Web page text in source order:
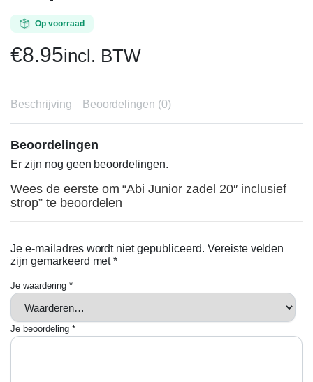
Op voorraad
€8.95incl. BTW
Beschrijving Beoordelingen (0)
Beoordelingen
Er zijn nog geen beoordelingen.
Wees de eerste om “Abi Junior zadel 20″ inclusief
strop” te beoordelen
Je e-mailadres wordt niet gepubliceerd. Vereiste velden
zijn gemarkeerd met*
Je waardering *
Je beoordeling *